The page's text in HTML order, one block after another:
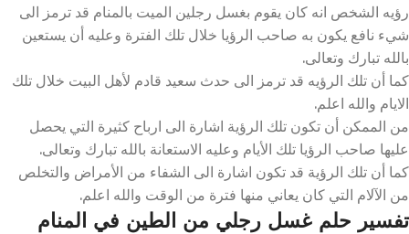
رؤيه الشخص انه كان يقوم بغسل رجلين الميت بالمنام قد ترمز الى
شيء نافع يكون به صاحب الرؤيا خلال تلك الفترة وعليه أن يستعين
بالله تبارك وتعالى.
كما أن تلك الرؤيه قد ترمز الى حدث سعيد قادم لأهل البيت خلال تلك
الايام والله اعلم.
من الممكن أن تكون تلك الرؤية اشارة الى ارباح كثيرة التي يحصل
عليها صاحب الرؤيا تلك الأيام وعليه الاستعانة بالله تبارك وتعالى.
كما أن تلك الرؤية قد تكون اشارة الى الشفاء من الأمراض والتخلص
من الآلام التي كان يعاني منها فترة من الوقت والله اعلم.
تفسير حلم غسل رجلي من الطين في المنام